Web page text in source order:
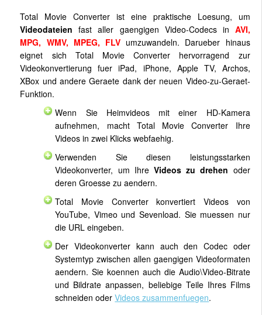
Total Movie Converter ist eine praktische Loesung, um
Videodateien fast aller gaengigen Video-Codecs in AVI,
MPG, WMV, MPEG, FLV umzuwandeln. Darueber hinaus
eignet sich Total Movie Converter hervorragend zur
Videokonvertierung fuer iPad, iPhone, Apple TV, Archos,
XBox und andere Geraete dank der neuen Video-zu-Geraet-
Funktion.
Wenn Sie Heimvideos mit einer HD-Kamera
aufnehmen, macht Total Movie Converter Ihre
Videos in zwei Klicks webfaehig.
Verwenden Sie diesen leistungsstarken
Videokonverter, um Ihre Videos zu drehen oder
deren Groesse zu aendern.
Total Movie Converter konvertiert Videos von
YouTube, Vimeo und Sevenload. Sie muessen nur
die URL eingeben.
Der Videokonverter kann auch den Codec oder
Systemtyp zwischen allen gaengigen Videoformaten
aendern. Sie koennen auch die Audio\Video-Bitrate
und Bildrate anpassen, beliebige Teile Ihres Films
schneiden oderVideos zusammenfuegen.